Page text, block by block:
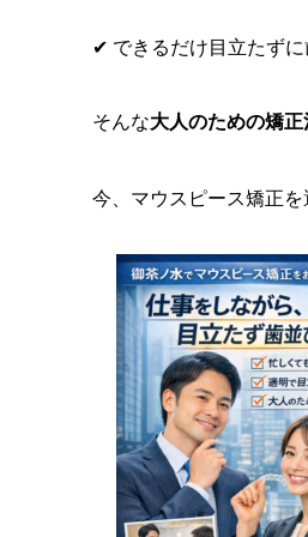
✔ できるだけ目立たず
そんな大人のための矯正
今、マウスピース矯正